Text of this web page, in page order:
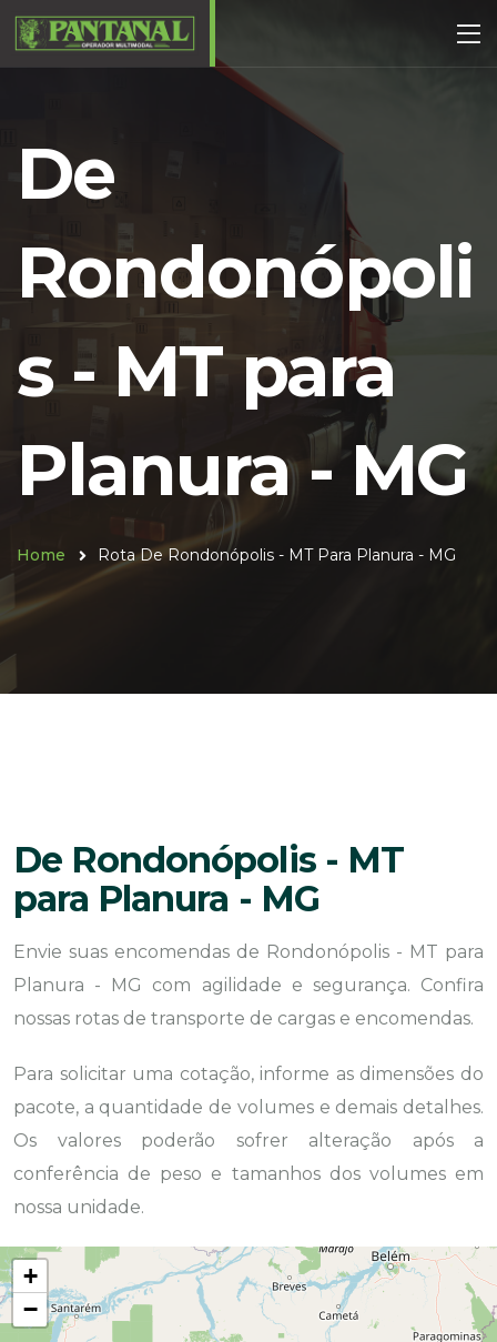
De
Rondonópoli
s - MT para
Planura - MG
Home Rota De Rondonópolis - MT Para Planura - MG
De Rondonópolis - MT
para Planura - MG
Envie suas encomendas de Rondonópolis - MT para
Planura - MG com agilidade e segurança. Confira
nossas rotas de transporte de cargas e encomendas.
Para solicitar uma cotação, informe as dimensões do
pacote, a quantidade de volumes e demais detalhes.
Os valores poderão sofrer alteração após a
conferência de peso e tamanhos dos volumes em
nossa unidade.
+
−